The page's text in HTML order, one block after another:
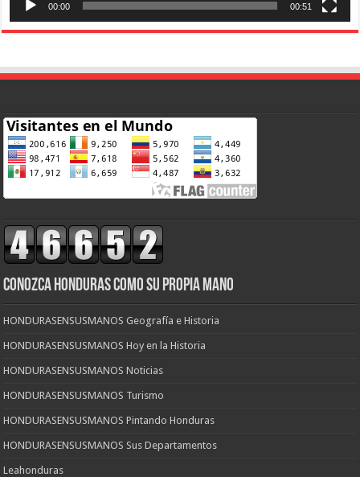
00:00 00:51
CONOZCA HONDURAS COMO SU PROPIA MANO
HONDURASENSUSMANOS Geografía e Historia
HONDURASENSUSMANOS Hoy en la Historia
HONDURASENSUSMANOS Noticias
HONDURASENSUSMANOS Turismo
HONDURASENSUSMANOS Pintando Honduras
HONDURASENSUSMANOS Sus Departamentos
Leahonduras